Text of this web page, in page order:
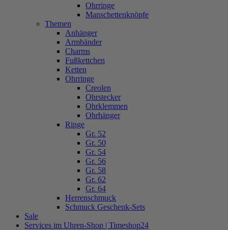
Ohrringe
Manschettenknöpfe
Themen
Anhänger
Armbänder
Charms
Fußkettchen
Ketten
Ohrringe
Creolen
Ohrstecker
Ohrklemmen
Ohrhänger
Ringe
Gr. 52
Gr. 50
Gr. 54
Gr. 56
Gr. 58
Gr. 62
Gr. 64
Herrenschmuck
Schmuck Geschenk-Sets
Sale
Services im Uhren-Shop | Timeshop24